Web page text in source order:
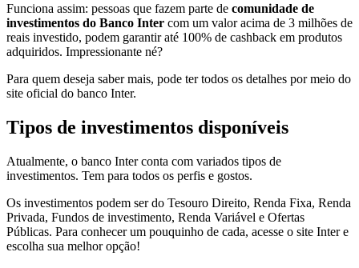
Funciona assim: pessoas que fazem parte de comunidade de
investimentos do Banco Inter com um valor acima de 3 milhões de
reais investido, podem garantir até 100% de cashback em produtos
adquiridos. Impressionante né?
Para quem deseja saber mais, pode ter todos os detalhes por meio do
site oficial do banco Inter.
Tipos de investimentos disponíveis
Atualmente, o banco Inter conta com variados tipos de
investimentos. Tem para todos os perfis e gostos.
Os investimentos podem ser do Tesouro Direito, Renda Fixa, Renda
Privada, Fundos de investimento, Renda Variável e Ofertas
Públicas. Para conhecer um pouquinho de cada, acesse o site Inter e
escolha sua melhor opção!